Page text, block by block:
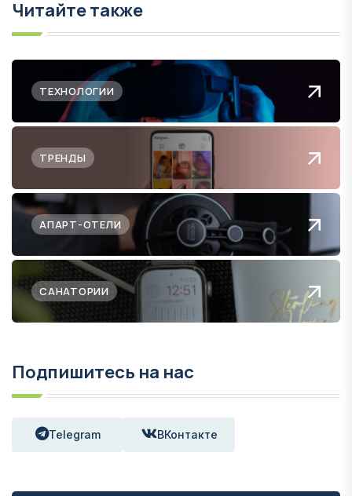
Читайте также
ТЕХНОЛОГИИ
ТРЕНДЫ
АПАРТ-ОТЕЛИ
САНАТОРИИ
Подпишитесь на нас
Telegram ВКонтакте